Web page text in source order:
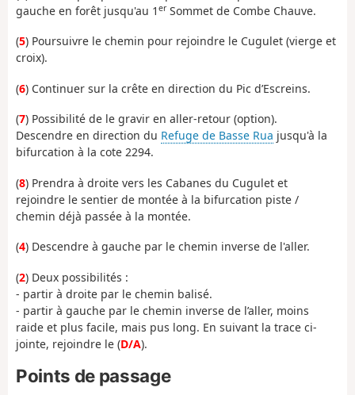
gauche en forêt jusqu'au 1 er Sommet de Combe Chauve.
(5) Poursuivre le chemin pour rejoindre le Cugulet (vierge et
croix).
(6) Continuer sur la crête en direction du Pic d’Escreins.
(7) Possibilité de le gravir en aller-retour (option).
Descendre en direction du Refuge de Basse Rua jusqu'à la
bifurcation à la cote 2294.
(8) Prendra à droite vers les Cabanes du Cugulet et
rejoindre le sentier de montée à la bifurcation piste /
chemin déjà passée à la montée.
(4) Descendre à gauche par le chemin inverse de l'aller.
(2) Deux possibilités :
- partir à droite par le chemin balisé.
- partir à gauche par le chemin inverse de l’aller, moins
raide et plus facile, mais pus long. En suivant la trace ci-
jointe, rejoindre le (D/A).
Points de passage